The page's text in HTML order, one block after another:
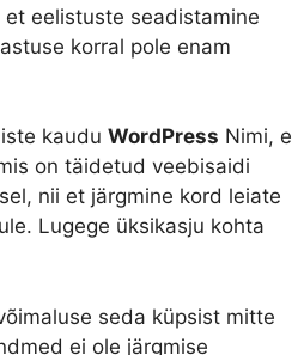
eelistuste seadistamine
korral pole enam
kaudu WordPress Nimi, e
on täidetud veebisaidi
nii et järgmine kord leiate
Lugege üksikasju kohta
seda küpsist mitte
ei ole järgmise